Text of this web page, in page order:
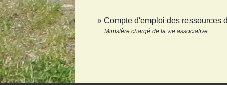
Compte d'emploi des ressources
Ministère chargé de la vie associative